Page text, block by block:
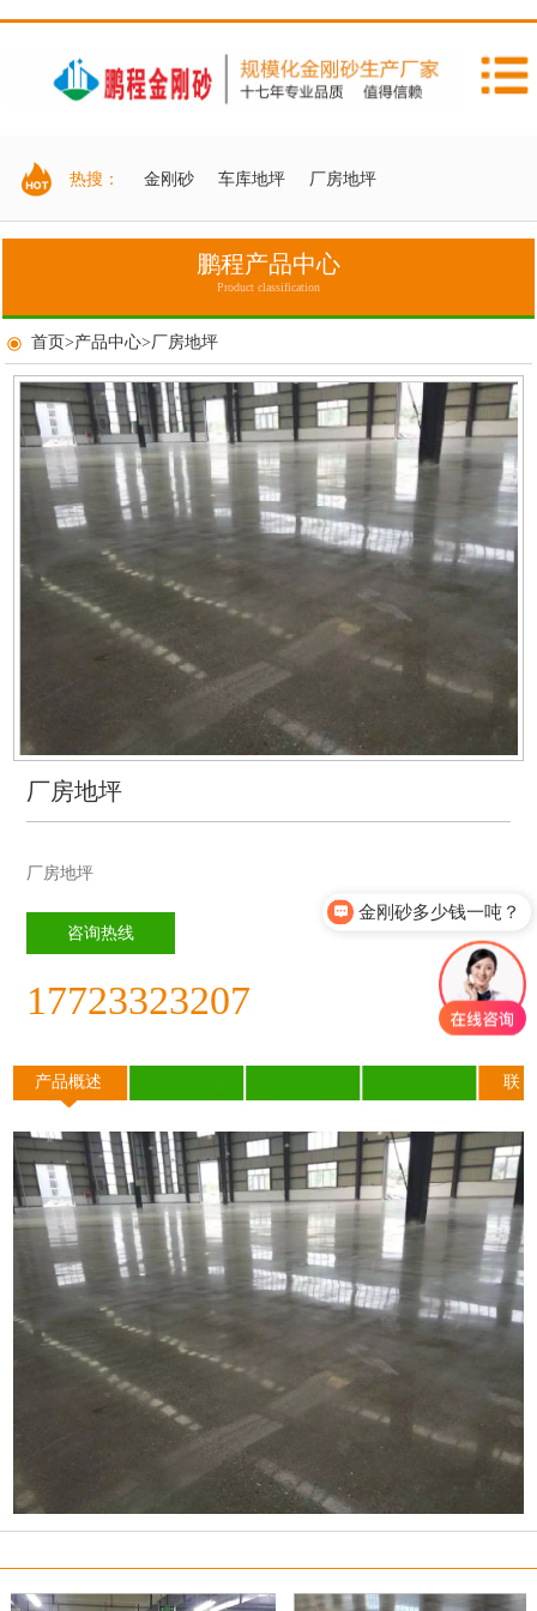
热搜： 金刚砂 车库地坪 厂房地坪
鹏程产品中心
Product classification
首页>产品中心>厂房地坪
厂房地坪
厂房地坪
咨询热线
17723323207
产品概述
联
金刚砂多少钱一吨？